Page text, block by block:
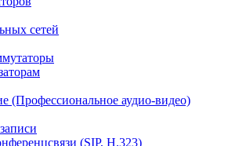
сетей
(Профессиональное аудио-видео)
(SIP, H.323)